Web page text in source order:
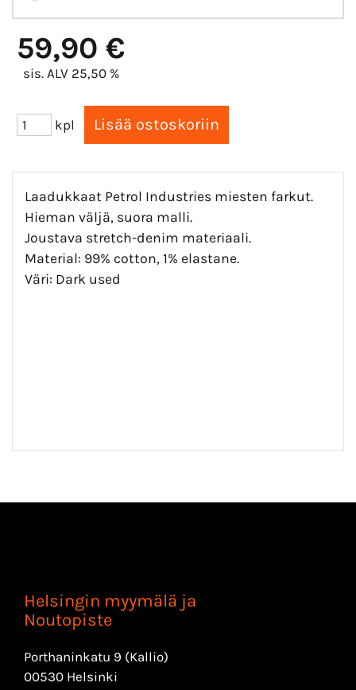
59,90 €
sis. ALV 25,50 %
kpl
Laadukkaat Petrol Industries miesten farkut.
Hieman väljä, suora malli.
Joustava stretch-denim materiaali.
Material: 99% cotton, 1% elastane.
Väri: Dark used
Helsingin myymälä ja
Noutopiste
Porthaninkatu 9 (Kallio)
00530 Helsinki